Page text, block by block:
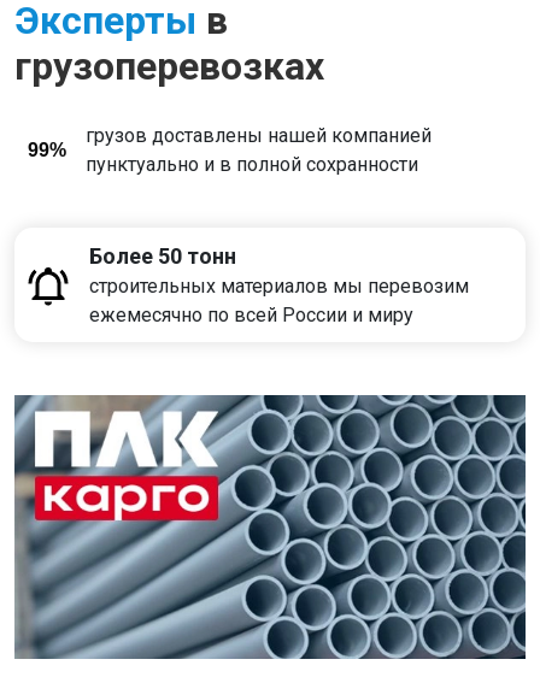
Эксперты в
грузоперевозках
99%
грузов доставлены нашей компанией
пунктуально и в полной сохранности
Более 50 тонн
строительных материалов мы перевозим
ежемесячно по всей России и миру